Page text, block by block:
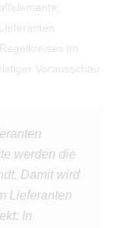
im
Vorausschau
werden die
Damit wird
Lieferanten
In